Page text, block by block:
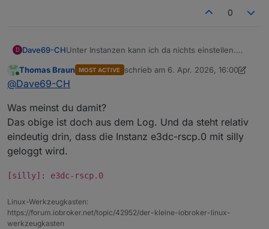
0
D Dave69-CHUnter Instanzen kann ich da nichts einstellen.
Aber danke für Deine Bemühungen.
Online
Thomas Braun MOST ACTIVE schrieb am 6. Apr. 2026, 16:00
zuletzt editiert von Thomas Braun
@Dave69-CH
Was meinst du damit?
Das obige ist doch aus dem Log. Und da steht relativ
eindeutig drin, dass die Instanz e3dc-rscp.0 mit silly
geloggt wird.
[silly]: e3dc-rscp.0
Linux-Werkzeugkasten:
https://forum.iobroker.net/topic/42952/der-kleine-iobroker-linux-
werkzeugkasten